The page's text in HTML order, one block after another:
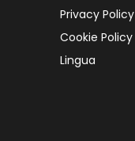
Privacy Policy
Cookie Policy
Lingua